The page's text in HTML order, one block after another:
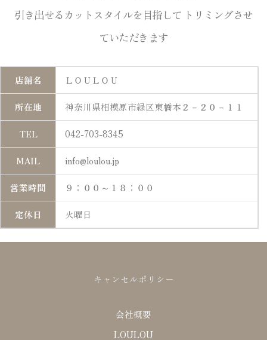
引き出せるカットスタイルを目指して トリミングさせ
ていただきます
店舗名 ＬＯＵＬＯＵ
所在地 神奈川県相模原市緑区東橋本２－２０－１１
TEL 042-703-8345
MAIL info@loulou.jp
営業時間 ９：００～１８：００
定休日 火曜日
キャンセルポリシー
会社概要
LOULOU